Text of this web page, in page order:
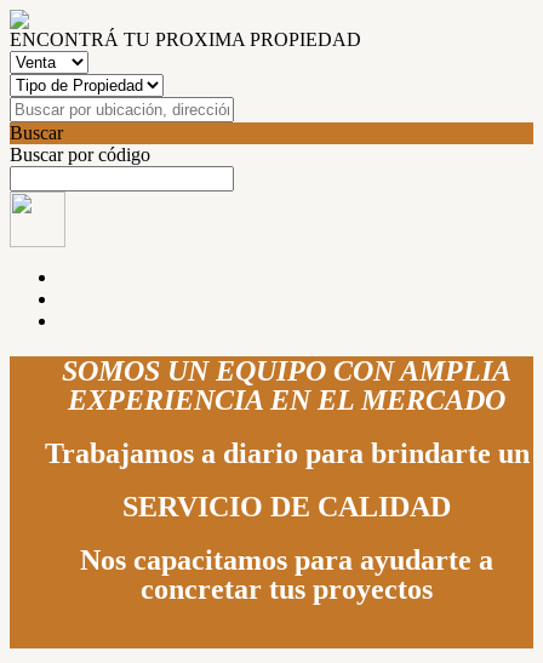
ENCONTRÁ TU PROXIMA PROPIEDAD
Buscar
Buscar por código
SOMOS UN EQUIPO CON AMPLIA
EXPERIENCIA EN EL MERCADO
Trabajamos a diario para brindarte un
SERVICIO DE CALIDAD
Nos capacitamos para ayudarte a
concretar tus proyectos